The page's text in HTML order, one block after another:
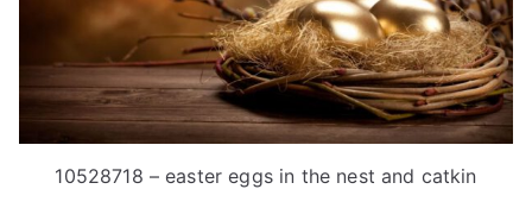
10528718 – easter eggs in the nest and catkin